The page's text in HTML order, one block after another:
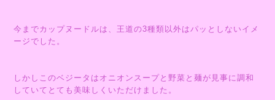
今までカップヌードルは、王道の3種類以外はパッとしないイメ
ージでした。
しかしこのベジータはオニオンスープと野菜と麺が見事に調和
していてとても美味しくいただけました。